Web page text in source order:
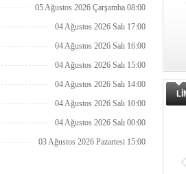
05 Ağustos 2026 Çarşamba 08:00
04 Ağustos 2026 Salı 17:00
04 Ağustos 2026 Salı 16:00
04 Ağustos 2026 Salı 15:00
04 Ağustos 2026 Salı 14:00
04 Ağustos 2026 Salı 10:00
04 Ağustos 2026 Salı 00:00
03 Ağustos 2026 Pazartesi 15:00